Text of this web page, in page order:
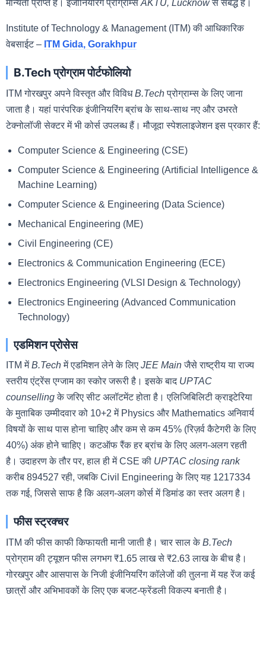
मान्यता प्राप्त है। इंजीनियरिंग प्रोग्राम्स AKTU, Lucknowसे संबद्ध हैं।
Institute of Technology & Management (ITM) की आधिकारिक
वेबसाईट – ITM Gida, Gorakhpur
B.Tech प्रोग्राम पोर्टफोलियो
ITM गोरखपुर अपने विस्तृत और विविधB.Techप्रोग्राम्स के लिए जाना
जाता है। यहां पारंपरिक इंजीनियरिंग ब्रांच के साथ-साथ नए और उभरते
टेक्नोलॉजी सेक्टर में भी कोर्स उपलब्ध हैं। मौजूदा स्पेशलाइजेशन इस प्रकार हैं:
Computer Science & Engineering (CSE)
Computer Science & Engineering (Artificial Intelligence &
Machine Learning)
Computer Science & Engineering (Data Science)
Mechanical Engineering (ME)
Civil Engineering (CE)
Electronics & Communication Engineering (ECE)
Electronics Engineering (VLSI Design & Technology)
Electronics Engineering (Advanced Communication
Technology)
एडमिशन प्रोसेस
ITM मेंB.Techमें एडमिशन लेने के लिए JEE Mainजैसे राष्ट्रीय या राज्य
स्तरीय एंट्रेंस एग्जाम का स्कोर जरूरी है। इसके बाद UPTAC
counsellingके जरिए सीट अलॉटमेंट होता है। एलिजिबिलिटी क्राइटेरिया
के मुताबिक उम्मीदवार को 10+2 में Physics और Mathematics अनिवार्य
विषयों के साथ पास होना चाहिए और कम से कम 45% (रिज़र्व कैटेगरी के लिए
40%) अंक होने चाहिए। कटऑफ रैंक हर ब्रांच के लिए अलग-अलग रहती
है। उदाहरण के तौर पर, हाल ही में CSE की UPTAC closing rank
करीब 894527 रही, जबकि Civil Engineering के लिए यह 1217334
तक गई, जिससे साफ है कि अलग-अलग कोर्स में डिमांड का स्तर अलग है।
फीस स्ट्रक्चर
ITM की फीस काफी किफायती मानी जाती है। चार साल केB.Tech
प्रोग्राम की ट्यूशन फीस लगभग ₹1.65 लाख से ₹2.63 लाख के बीच है।
गोरखपुर और आसपास के निजी इंजीनियरिंग कॉलेजों की तुलना में यह रेंज कई
छात्रों और अभिभावकों के लिए एक बजट-फ्रेंडली विकल्प बनाती है।